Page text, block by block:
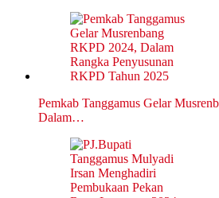
Pemkab Tanggamus Gelar
Dalam…